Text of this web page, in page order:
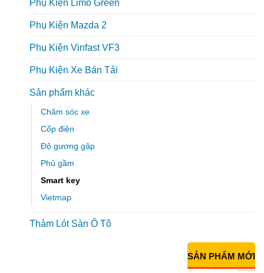
Phụ Kiện Limo Green
Phụ Kiện Mazda 2
Phụ Kiện Vinfast VF3
Phụ Kiện Xe Bán Tải
Sản phẩm khác
Chăm sóc xe
Cốp điện
Độ gương gập
Phủ gầm
Smart key
Vietmap
Thảm Lót Sàn Ô Tô
SẢN PHẨM MỚI